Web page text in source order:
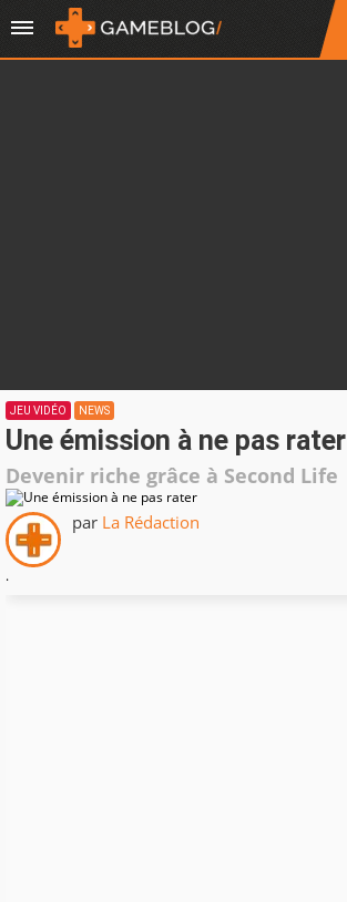
JEU VIDÉO NEWS
Une émission à ne pas rater
Devenir riche grâce à Second Life
par La Rédaction
.